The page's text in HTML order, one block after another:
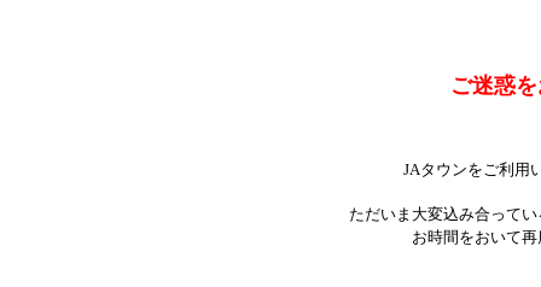
ご迷惑
JAタウンをご利用
ただいま大変込み合って
お時間をおいて